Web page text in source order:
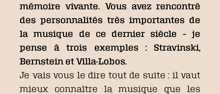
mémoire vivante. Vous avez rencontré
des personnalités très importantes de
la musique de ce dernier siècle – je
pense à trois exemples : Stravinski,
Bernstein et Villa-Lobos.
Je vais vous le dire tout de suite : il vaut
mieux connaître la musique que les